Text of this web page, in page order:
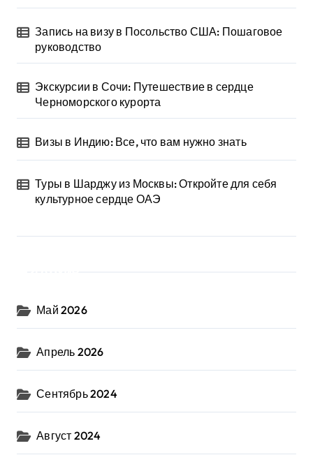
Запись на визу в Посольство США: Пошаговое
руководство
Экскурсии в Сочи: Путешествие в сердце
Черноморского курорта
Визы в Индию: Все, что вам нужно знать
Туры в Шарджу из Москвы: Откройте для себя
культурное сердце ОАЭ
Май 2026
Апрель 2026
Сентябрь 2024
Август 2024